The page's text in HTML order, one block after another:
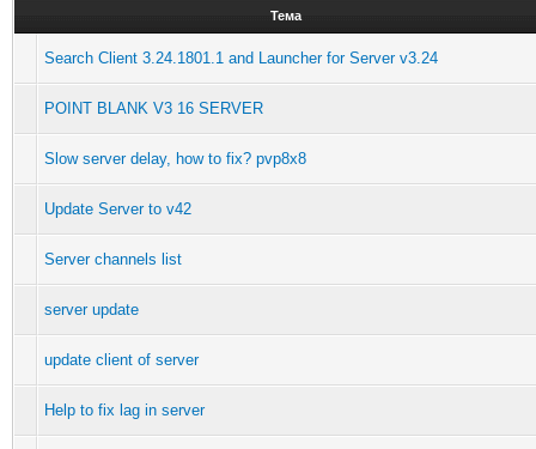
Тема
Search Client 3.24.1801.1 and Launcher for Server v3.24
POINT BLANK V3 16 SERVER
Slow server delay, how to fix? pvp8x8
Update Server to v42
Server channels list
server update
update client of server
Help to fix lag in server